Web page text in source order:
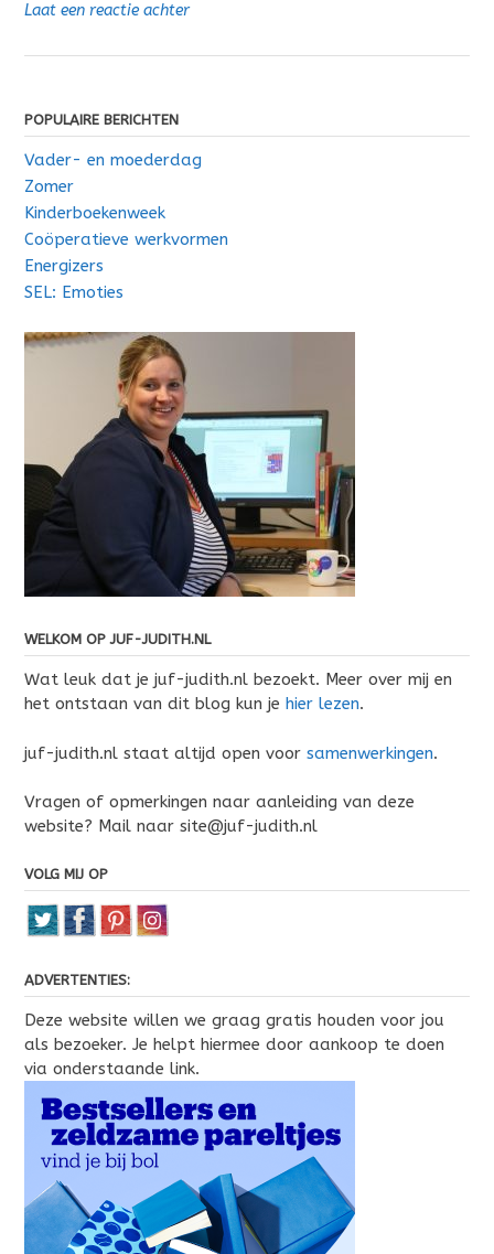
Laat een reactie achter
POPULAIRE BERICHTEN
Vader- en moederdag
Zomer
Kinderboekenweek
Coöperatieve werkvormen
Energizers
SEL: Emoties
WELKOM OP JUF-JUDITH.NL
Wat leuk dat je juf-judith.nl bezoekt. Meer over mij en
het ontstaan van dit blog kun je hier lezen.
juf-judith.nl staat altijd open voor samenwerkingen.
Vragen of opmerkingen naar aanleiding van deze
website? Mail naar site@juf-judith.nl
VOLG MIJ OP
ADVERTENTIES:
Deze website willen we graag gratis houden voor jou
als bezoeker. Je helpt hiermee door aankoop te doen
via onderstaande link.